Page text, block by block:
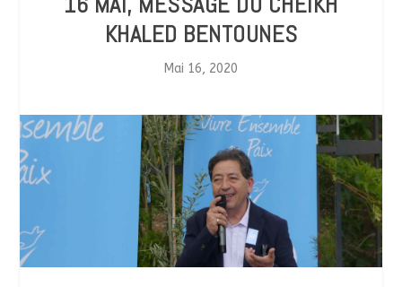
KHALED BENTOUNES
Mai 16, 2020